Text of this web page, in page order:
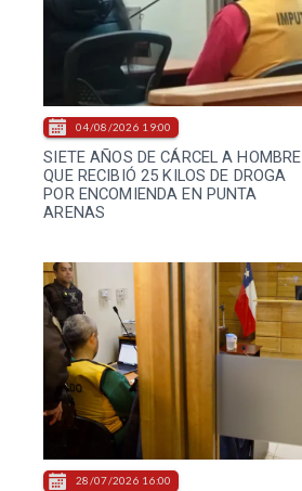
SIETE AÑOS DE CÁRCEL A HOMBRE
QUE RECIBIÓ 25 KILOS DE DROGA
POR ENCOMIENDA EN PUNTA
ARENAS
04/08/2026 19:00
28/07/2026 16:00